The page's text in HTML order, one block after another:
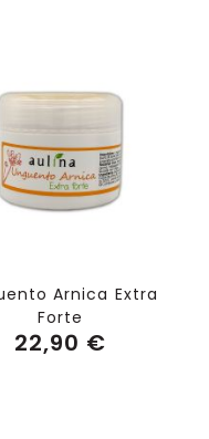
Arnica Extra
Forte
22,90 €